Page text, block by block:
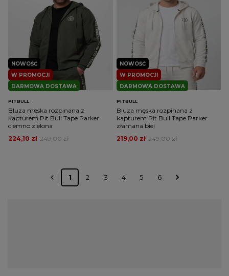
W PROMOCJI
NOWOŚĆ
DARMOWA DOSTAWA
PITBULL
Bluza męska rozpinana z
kapturem Pit Bull Tape Parker
ciemno zielona
249,00 zł
224,10 zł
W PROMOCJI
NOWOŚĆ
DARMOWA DOSTAWA
PITBULL
Bluza męska rozpinana z
kapturem Pit Bull Tape Parker
złamana biel
249,00 zł
219,00 zł
1 2 3 4 5 6